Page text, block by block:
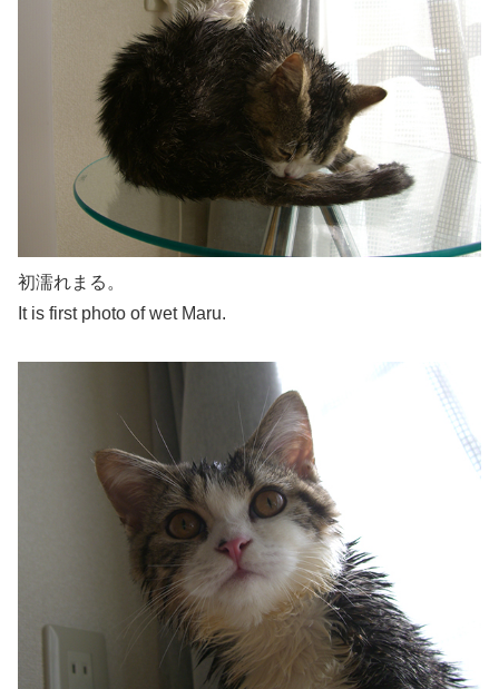
初濡れまる。
It is first photo of wet Maru.